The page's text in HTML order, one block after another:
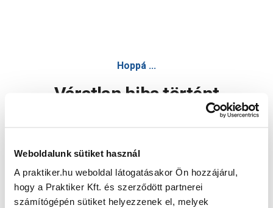
Weboldalunk sütiket használ
A praktiker.hu weboldal látogatásakor Ön hozzájárul,
hogy a Praktiker Kft. és szerződött partnerei
számítógépén sütiket helyezzenek el, melyek
Hoppá ...
Váratlan hiba történt
Oldal újratöltése